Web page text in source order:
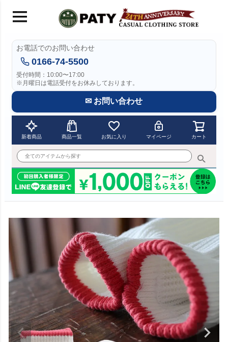
お電話でのお問い合わせ
0166-74-5500
受付時間：10:00〜17:00
※月曜日は電話受付をお休みしております。
✉ お問い合わせ
新着商品 商品一覧 お気に入り マイページ カート